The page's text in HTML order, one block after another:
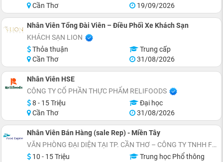
Cần Thơ
19/09/2026
Nhân Viên Tổng Đài Viên – Điều Phối Xe Khách Sạn
KHÁCH SẠN LION
Thỏa thuận
Trung cấp
Cần Thơ
31/08/2026
Nhân Viên HSE
CÔNG TY CỔ PHẦN THỰC PHẨM RELIFOODS
8 - 15 Triệu
Đại học
Cần Thơ
31/08/2026
Nhân Viên Bán Hàng (sale Rep) - Miền Tây
VĂN PHÒNG ĐẠI DIỆN TẠI TP. CẦN THƠ – CÔNG TY TNHH FES (VIỆT NAM)
10 - 15 Triệu
Trung học Phổ thông